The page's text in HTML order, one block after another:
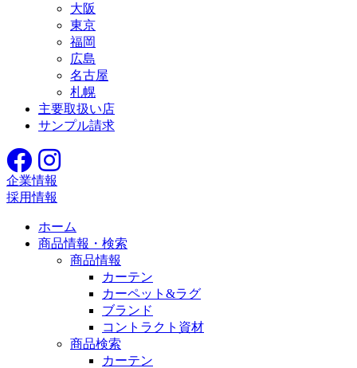
大阪
東京
福岡
広島
名古屋
札幌
主要取扱い店
サンプル請求
企業情報
採用情報
ホーム
商品情報・検索
商品情報
カーテン
カーペット&ラグ
ブランド
コントラクト資材
商品検索
カーテン